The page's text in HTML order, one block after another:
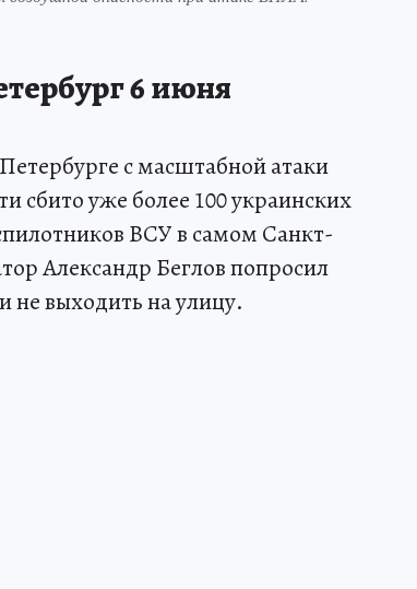
6 июня
с масштабной атаки
сбито уже более 100 украинских
ВСУ в самом Санкт-
Александр Беглов попросил
не выходить на улицу.